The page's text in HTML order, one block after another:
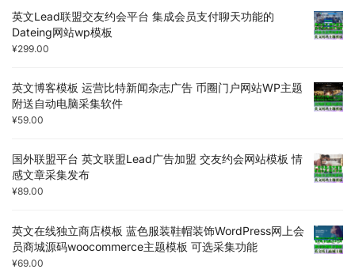
英文Lead联盟交友约会平台 集成会员支付聊天功能的
Dateing网站wp模板
¥299.00
英文博客模板 运营比特新闻杂志广告 币圈门户网站WP主题
附送自动电脑采集软件
¥59.00
国外联盟平台 英文联盟Lead广告加盟 交友约会网站模板 情
感文章采集发布
¥89.00
英文在线独立商店模板 蓝色服装鞋帽装饰WordPress网上会
员商城源码woocommerce主题模板 可选采集功能
¥69.00